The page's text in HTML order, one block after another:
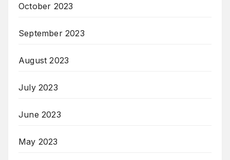
October 2023
September 2023
August 2023
July 2023
June 2023
May 2023